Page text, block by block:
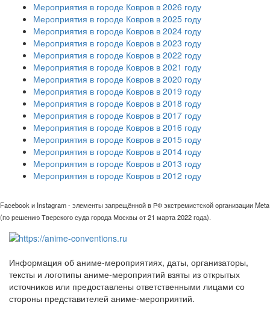
Мероприятия в городе Ковров в 2026 году
Мероприятия в городе Ковров в 2025 году
Мероприятия в городе Ковров в 2024 году
Мероприятия в городе Ковров в 2023 году
Мероприятия в городе Ковров в 2022 году
Мероприятия в городе Ковров в 2021 году
Мероприятия в городе Ковров в 2020 году
Мероприятия в городе Ковров в 2019 году
Мероприятия в городе Ковров в 2018 году
Мероприятия в городе Ковров в 2017 году
Мероприятия в городе Ковров в 2016 году
Мероприятия в городе Ковров в 2015 году
Мероприятия в городе Ковров в 2014 году
Мероприятия в городе Ковров в 2013 году
Мероприятия в городе Ковров в 2012 году
Facebook и Instagram - элементы запрещённой в РФ экстремистской организации Meta
(по решению Тверского суда города Москвы от 21 марта 2022 года).
Информация об аниме-мероприятиях, даты, организаторы,
тексты и логотипы аниме-мероприятий взяты из открытых
источников или предоставлены ответственными лицами со
стороны представителей аниме-мероприятий.